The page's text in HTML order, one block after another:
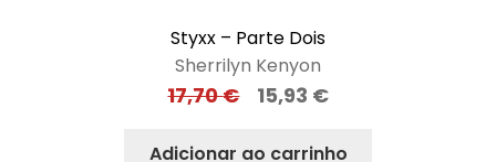
Styxx – Parte Dois
Sherrilyn Kenyon
17,70€ 15,93 €
Adicionar ao carrinho